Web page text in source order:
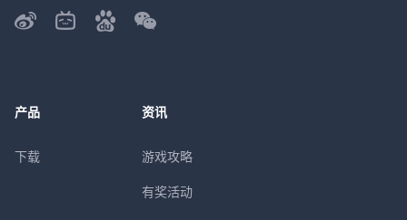
产品
下载
资讯
游戏攻略
有奖活动